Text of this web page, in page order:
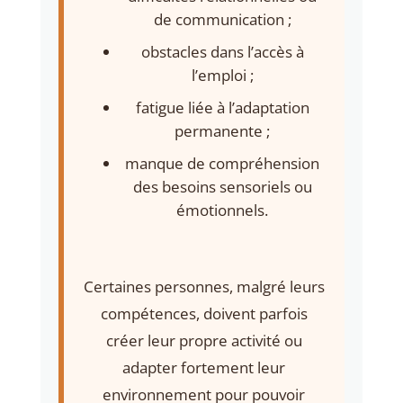
de communication ;
obstacles dans l’accès à
l’emploi ;
fatigue liée à l’adaptation
permanente ;
manque de compréhension
des besoins sensoriels ou
émotionnels.
Certaines personnes, malgré leurs
compétences, doivent parfois
créer leur propre activité ou
adapter fortement leur
environnement pour pouvoir